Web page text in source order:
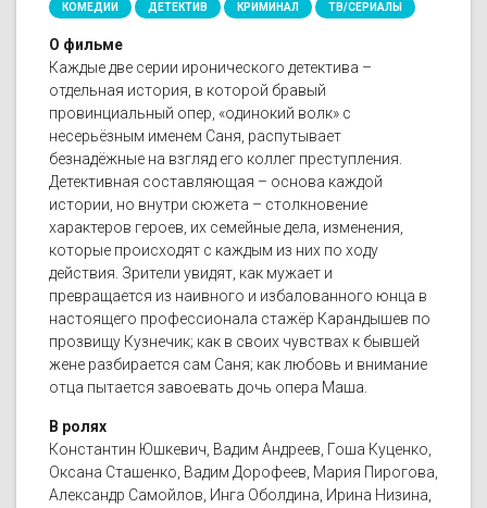
КОМЕДИИ ДЕТЕКТИВ КРИМИНАЛ ТВ/СЕРИАЛЫ
О фильме
Каждые две серии иронического детектива –
отдельная история, в которой бравый
провинциальный опер, «одинокий волк» с
несерьёзным именем Саня, распутывает
безнадёжные на взгляд его коллег преступления.
Детективная составляющая – основа каждой
истории, но внутри сюжета – столкновение
характеров героев, их семейные дела, изменения,
которые происходят с каждым из них по ходу
действия. Зрители увидят, как мужает и
превращается из наивного и избалованного юнца в
настоящего профессионала стажёр Карандышев по
прозвищу Кузнечик; как в своих чувствах к бывшей
жене разбирается сам Саня; как любовь и внимание
отца пытается завоевать дочь опера Маша.
В ролях
Константин Юшкевич, Вадим Андреев, Гоша Куценко,
Оксана Сташенко, Вадим Дорофеев, Мария Пирогова,
Александр Самойлов, Инга Оболдина, Ирина Низина,